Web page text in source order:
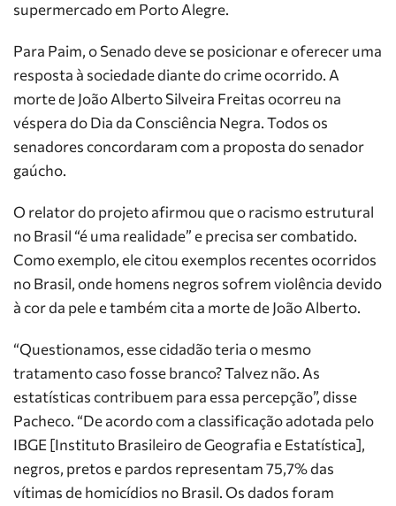
supermercado em Porto Alegre.
Para Paim, o Senado deve se posicionar e oferecer uma
resposta à sociedade diante do crime ocorrido. A
morte de João Alberto Silveira Freitas ocorreu na
véspera do Dia da Consciência Negra. Todos os
senadores concordaram com a proposta do senador
gaúcho.
O relator do projeto afirmou que o racismo estrutural
no Brasil “é uma realidade” e precisa ser combatido.
Como exemplo, ele citou exemplos recentes ocorridos
no Brasil, onde homens negros sofrem violência devido
à cor da pele e também cita a morte de João Alberto.
“Questionamos, esse cidadão teria o mesmo
tratamento caso fosse branco? Talvez não. As
estatísticas contribuem para essa percepção”, disse
Pacheco. “De acordo com a classificação adotada pelo
IBGE [Instituto Brasileiro de Geografia e Estatística],
negros, pretos e pardos representam 75,7% das
vítimas de homicídios no Brasil. Os dados foram